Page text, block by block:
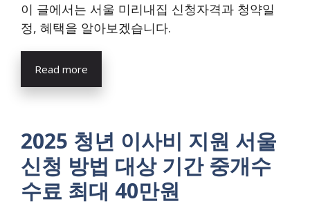
이 글에서는 서울 미리내집 신청자격과 청약일
정, 혜택을 알아보겠습니다.
Read more
2025 청년 이사비 지원 서울
신청 방법 대상 기간 중개수
수료 최대 40만원